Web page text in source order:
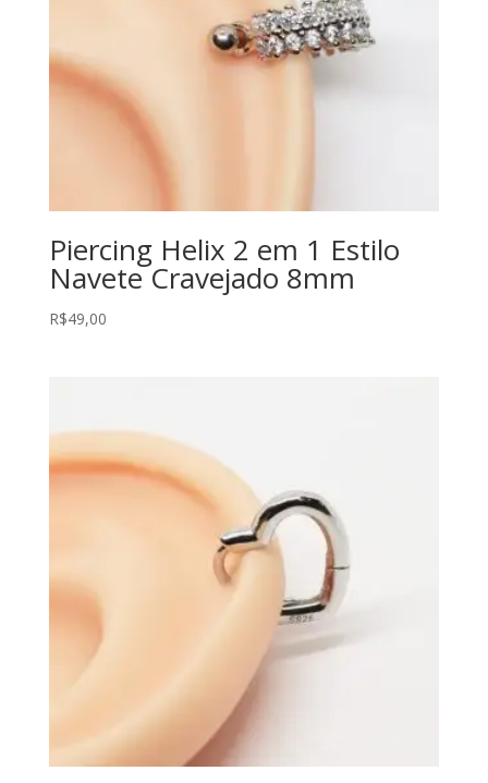
Piercing Helix 2 em 1 Estilo
Navete Cravejado 8mm
R$49,00